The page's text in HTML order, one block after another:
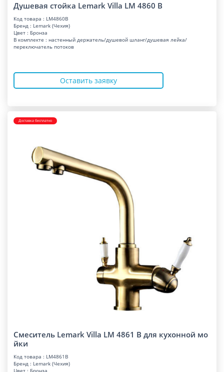
Душевая стойка Lemark Villa LM 4860 B
Код товара : LM4860B
Бренд : Lemark (Чехия)
Цвет : Бронза
В комплекте : настенный держатель/душевой шланг/душевая лейка/
переключатель потоков
Оставить заявку
Доставка бесплатно
Смеситель Lemark Villa LM 4861 B для кухонной мо
йки
Код товара : LM4861B
Бренд : Lemark (Чехия)
Цвет : Бронза